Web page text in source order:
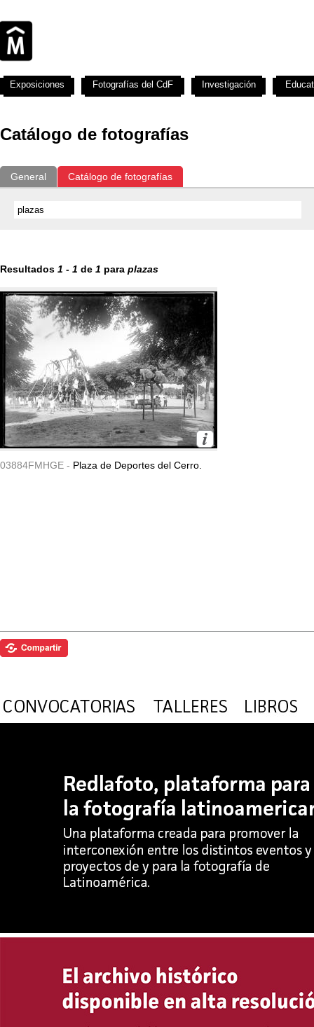
Catálogo de fotografías
General Catálogo de fotografías
Resultados 1 - 1 de 1 para plazas
03884FMHGE - Plaza de Deportes del Cerro.
Exposiciones Fotografías del CdF Investigación